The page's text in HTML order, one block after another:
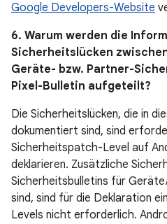
Google Developers-Website
6. Warum werden die
Sicherheitslücken
Geräte- bzw. Partner-
Pixel-Bulletin aufgeteilt?
Die Sicherheitslücken, die in
dokumentiert sind, sind
Sicherheitspatch-Level auf
deklarieren. Zusätzliche
Sicherheitsbulletins für
sind, sind für die Deklaration
Levels nicht erforderlich.